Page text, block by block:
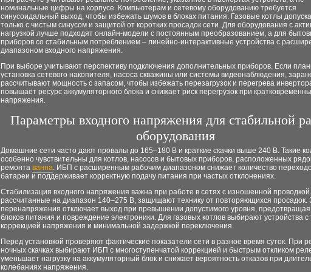
номинальные цифры на корпусе. Компьютерам и сетевому оборудованию требуется
синусоидальный выход, чтобы избежать шумов в блоках питания. Газовые котлы
только с чистым синусом и защитой от коротких просадок сети. Для оборудования с
нагрузкой лучше подходят онлайн-модели с постоянным преобразованием, а для
приборов со стабильным потреблением – линейно-интерактивные устройства с
диапазоном входного напряжения.
При выборе учитывают перспективу подключения дополнительных приборов. Если
установка сетевого накопителя, насоса скважины или системы видеонаблюдения,
рассчитывают мощность с запасом, чтобы избежать перезагрузок и перегрева
повышает ресурс аккумуляторного блока и снижает риск перегрузок при
напряжения.
Параметры входного напряжения для стабильной
оборудования
Домашние сети часто дают провалы до 165–180 В и краткие скачки выше 240 В. Такие
особенно чувствительны для котлов, насосов и бытовых приборов, расположенных
ремонта ванна. ИБП с расширенным рабочим диапазоном снижает количество
батареи и поддерживает корректную подачу питания при частых отклонениях.
Стабилизация входного напряжения важна при работе в сетях с изношенной
рассчитанные на диапазон 140–275 В, защищают технику от повторяющихся просадок.
перенапряжения отключает выход при превышении допустимого уровня, предотвращая
блоков питания и повреждение электроники. Для газовых котлов выбирают устройства с
коррекцией напряжения и минимальной задержкой переключения.
Перед установкой проверяют фактические показатели сети в разное время суток. При
ночных скачках выбирают ИБП с многоступенчатой коррекцией и быстрым откликом
уменьшает нагрузку на аккумуляторный блок и снижает вероятность отказов при
колебаниях напряжения.